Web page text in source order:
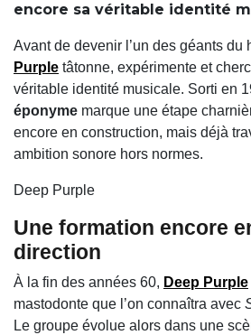
encore sa véritable identité
Avant de devenir l’un des géants du
Purple tâtonne, expérimente et
véritable identité musicale. Sorti en
éponyme marque une étape
encore en construction, mais déjà
ambition sonore hors normes.
Deep Purple
Une formation encore
direction
À la fin des années 60, Deep Purple
mastodonte que l’on connaîtra avec
Le groupe évolue alors dans une